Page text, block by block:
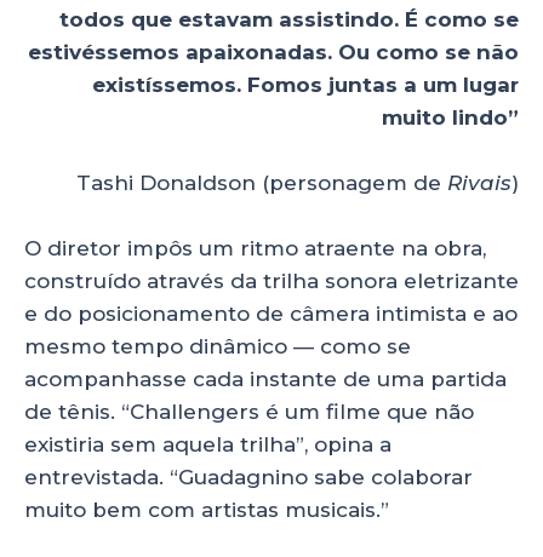
todos que estavam assistindo. É como se
estivéssemos apaixonadas. Ou como se não
existíssemos. Fomos juntas a um lugar
muito lindo”
Tashi Donaldson (personagem de Rivais)
O diretor impôs um ritmo atraente na obra,
construído através da trilha sonora eletrizante
e do posicionamento de câmera intimista e ao
mesmo tempo dinâmico — como se
acompanhasse cada instante de uma partida
de tênis. “Challengers é um filme que não
existiria sem aquela trilha”, opina a
entrevistada. “Guadagnino sabe colaborar
muito bem com artistas musicais.”